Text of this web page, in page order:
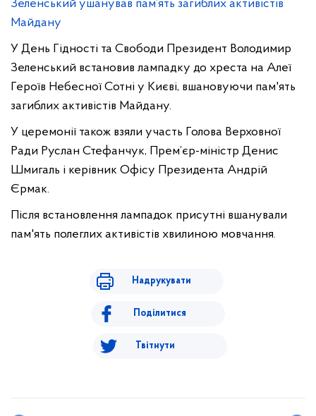
У День Гідності та Свободи Президент Володимир
Зеленський встановив лампадку до хреста на Алеї
Героїв Небесної Сотні у Києві, вшановуючи пам'ять
загиблих активістів Майдану.
У церемонії також взяли участь Голова Верховної
Ради Руслан Стефанчук, Прем’єр-міністр Денис
Шмигаль і керівник Офісу Президента Андрій
Єрмак.
Після встановлення лампадок присутні вшанували
пам'ять полеглих активістів хвилиною мовчання.
Надрукувати
Поділитися
Твітнути